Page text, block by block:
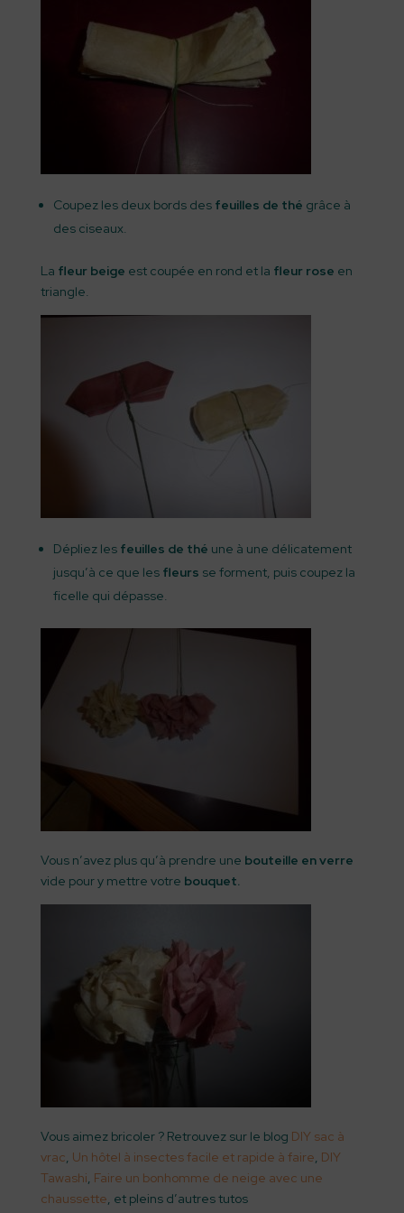
Coupez les deux bords des feuilles de thé grâce à
des ciseaux.
La fleur beige est coupée en rond et la fleur rose en
triangle.
Dépliez les feuilles de thé une à une délicatement
jusqu’à ce que lesfleurs se forment, puis coupez la
ficelle qui dépasse.
Vous n’avez plus qu’à prendre une bouteille en verre
vide pour y mettre votre bouquet.
Vous aimez bricoler ? Retrouvez sur le blog DIY sac à
vrac, Un hôtel à insectes facile et rapide à faire, DIY
Tawashi, Faire un bonhomme de neige avec une
chaussette, et pleins d’autres tutos